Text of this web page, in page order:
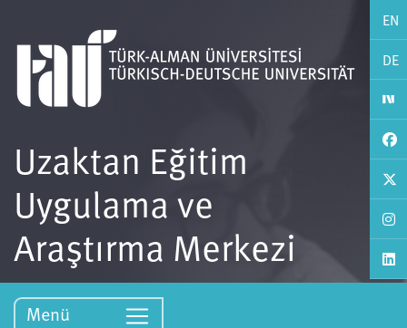
EN
DE
Uzaktan Eğitim
Uygulama ve
Araştırma Merkezi
Menü